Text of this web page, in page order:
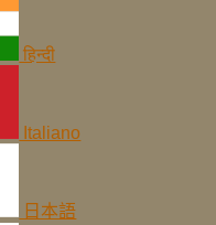
हिन्दी
Italiano
日本語